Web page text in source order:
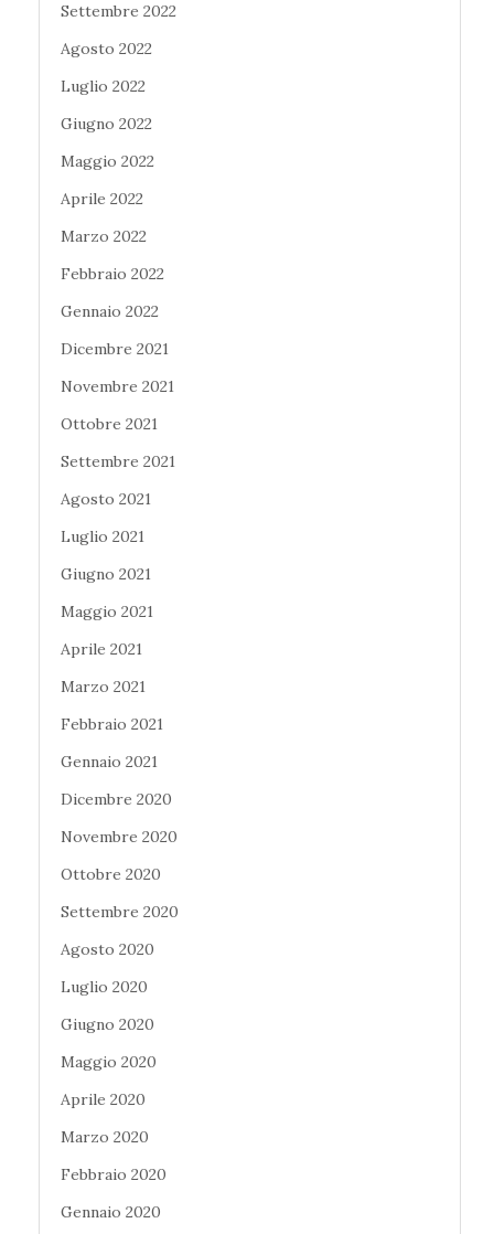
Settembre 2022
Agosto 2022
Luglio 2022
Giugno 2022
Maggio 2022
Aprile 2022
Marzo 2022
Febbraio 2022
Gennaio 2022
Dicembre 2021
Novembre 2021
Ottobre 2021
Settembre 2021
Agosto 2021
Luglio 2021
Giugno 2021
Maggio 2021
Aprile 2021
Marzo 2021
Febbraio 2021
Gennaio 2021
Dicembre 2020
Novembre 2020
Ottobre 2020
Settembre 2020
Agosto 2020
Luglio 2020
Giugno 2020
Maggio 2020
Aprile 2020
Marzo 2020
Febbraio 2020
Gennaio 2020